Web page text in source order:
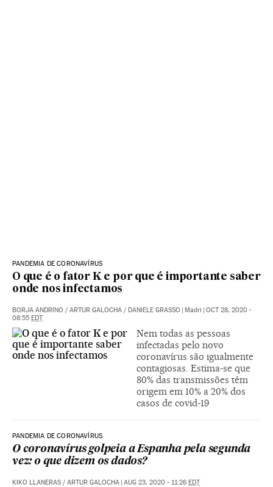
PANDEMIA DE CORONAVÍRUS
O que é o fator K e por que é importante saber
onde nos infectamos
BORJA ANDRINO / ARTUR GALOCHA / DANIELE GRASSO | Madri | OCT 28, 2020 -
08:55 EDT
Nem todas as pessoas
infectadas pelo novo
coronavírus são igualmente
contagiosas. Estima-se que
80% das transmissões têm
origem em 10% a 20% dos
casos de covid-19
PANDEMIA DE CORONAVÍRUS
O coronavírus golpeia a Espanha pela segunda
vez: o que dizem os dados?
KIKO LLANERAS / ARTUR GALOCHA | AUG 23, 2020 - 11:26 EDT